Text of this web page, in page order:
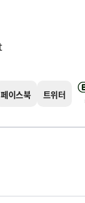
페이스북 트위터